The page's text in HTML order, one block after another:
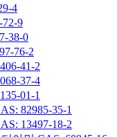
4
9
38-0
76-2
41-2
37-4
01-1
82985-35-1
13497-18-2